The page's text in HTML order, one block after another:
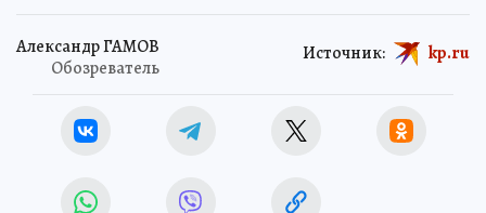
Александр ГАМОВ
Обозреватель
Источник: kp.ru